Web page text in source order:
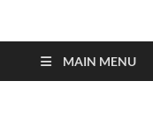
MAIN MENU